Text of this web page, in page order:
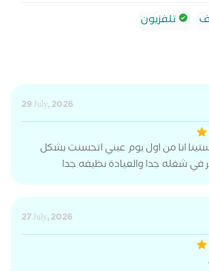
تلفزيون
29 July, 2026
انا من اول يوم عيني اتحسنت بشكل
شغله جدا والعيادة نظيفه جدا
27 July, 2026